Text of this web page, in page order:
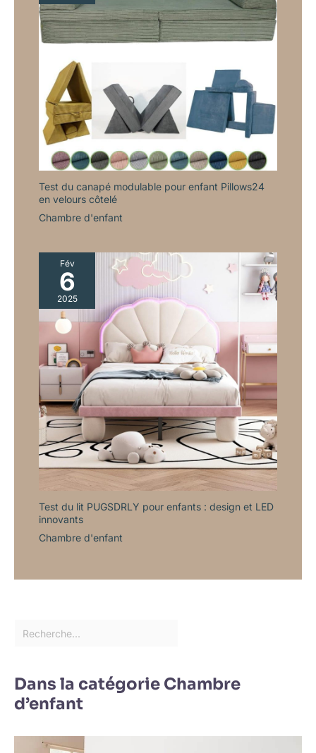
Test du canapé modulable pour enfant Pillows24
en velours côtelé
Chambre d'enfant
Fév
6
2025
Test du lit PUGSDRLY pour enfants : design et LED
innovants
Chambre d'enfant
Dans la catégorie Chambre
d’enfant